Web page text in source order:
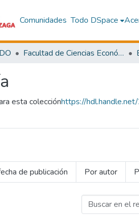
Comunidades Todo DSpace
Facultad de Ciencias Económicas y Negocios Internacionales
esta colecciónhttps://
de publicación Por autor